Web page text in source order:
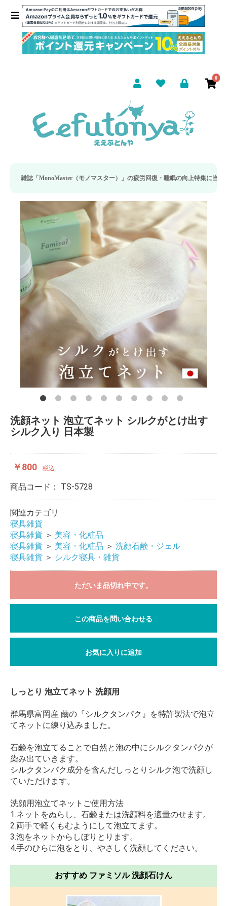
0
モノマスター）」の疲労回復・睡眠の向上特集に当社のリカバリー枕カバーが取
洗顔ネット 泡立てネット シルクがとけ出す
シルク入り 日本製
￥800 税込
商品コード： TS-5728
関連カテゴリ
寝具雑貨
寝具雑貨 ＞ 美容・化粧品
寝具雑貨 ＞ 美容・化粧品 ＞ 洗顔石鹸・ジェル
寝具雑貨 ＞ シルク寝具・雑貨
ただいま品切れ中です。
この商品を問い合わせる
お気に入りに追加
しっとり 泡立てネット 洗顔用
群馬県富岡産 繭の『シルクタンパク』を特許製法で泡立
てネットに練り込みました。
石鹸を泡立てることで自然と泡の中にシルクタンパクが
染み出ていきます。
シルクタンパク成分を含んだしっとりシルク泡で洗顔し
ていただけます。
洗顔用泡立てネットご使用方法
1.ネットをぬらし、石鹸または洗顔料を適量のせます。
2.両手で軽くもむようにして泡立てます。
3.泡をネットからしぼりとります。
4.手のひらに泡をとり、やさしく洗顔してください。
おすすめ ファミソル 洗顔石けん